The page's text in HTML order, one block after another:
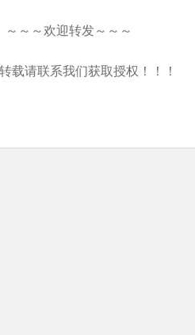
～～～欢迎转发～～～
载请联系我们获取授权！！！